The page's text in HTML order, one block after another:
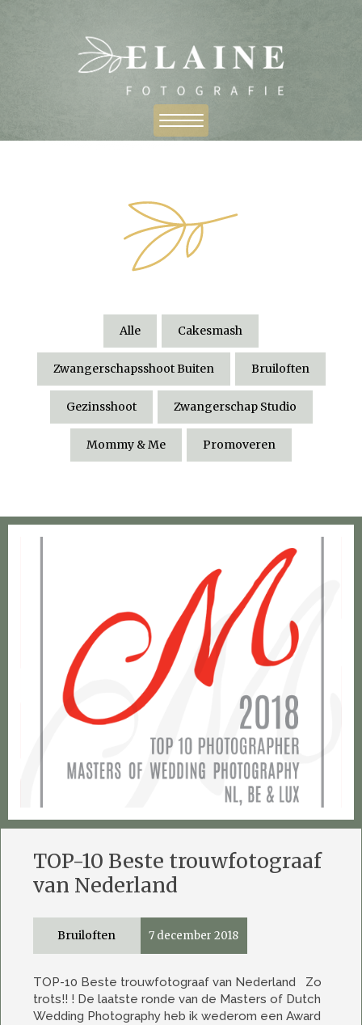
Alle Cakesmash
Zwangerschapsshoot Buiten Bruiloften
Gezinsshoot Zwangerschap Studio
Mommy & Me Promoveren
TOP-10 Beste trouwfotograaf
van Nederland
7 december 2018
Bruiloften
TOP-10 Beste trouwfotograaf van Nederland Zo
trots!! ! De laatste ronde van de Masters of Dutch
Wedding Photography heb ik wederom een Award